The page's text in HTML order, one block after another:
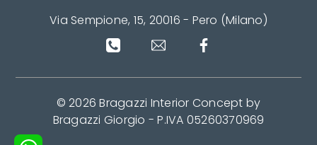
Via Sempione, 15, 20016 - Pero (Milano)
© 2026 Bragazzi Interior Concept by
Bragazzi Giorgio - P.IVA 05260370969